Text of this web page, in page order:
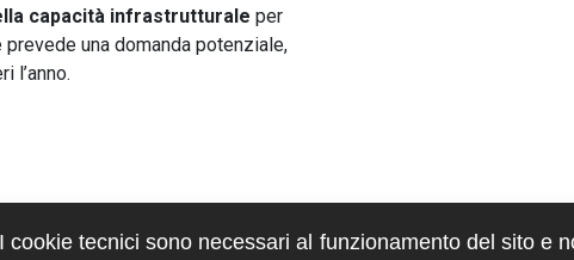
capacità infrastrutturale per
una domanda potenziale,
l’anno.
tecnici sono necessari al funzionamento del sito e